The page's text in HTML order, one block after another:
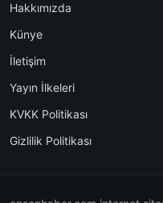
Hakkımızda
Künye
İletişim
Yayın İlkeleri
KVKK Politikası
Gizlilik Politikası